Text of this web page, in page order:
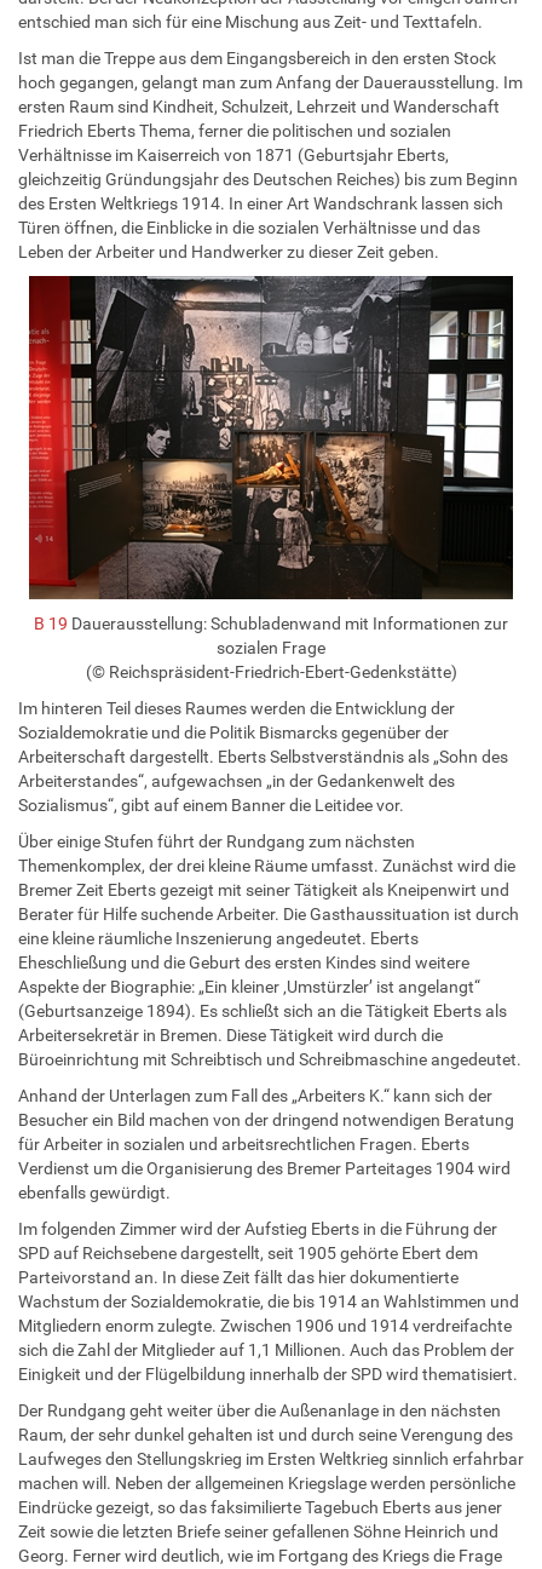
entschied man sich für eine Mischung aus Zeit- und Texttafeln.
Ist man die Treppe aus dem Eingangsbereich in den ersten Stock
hoch gegangen, gelangt man zum Anfang der Dauerausstellung. Im
ersten Raum sind Kindheit, Schulzeit, Lehrzeit und Wanderschaft
Friedrich Eberts Thema, ferner die politischen und sozialen
Verhältnisse im Kaiserreich von 1871 (Geburtsjahr Eberts,
gleichzeitig Gründungsjahr des Deutschen Reiches) bis zum Beginn
des Ersten Weltkriegs 1914. In einer Art Wandschrank lassen sich
Türen öffnen, die Einblicke in die sozialen Verhältnisse und das
Leben der Arbeiter und Handwerker zu dieser Zeit geben.
B 19 Dauerausstellung: Schubladenwand mit Informationen zur
sozialen Frage
(© Reichspräsident-Friedrich-Ebert-Gedenkstätte)
Im hinteren Teil dieses Raumes werden die Entwicklung der
Sozialdemokratie und die Politik Bismarcks gegenüber der
Arbeiterschaft dargestellt. Eberts Selbstverständnis als „Sohn des
Arbeiterstandes“, aufgewachsen „in der Gedankenwelt des
Sozialismus“, gibt auf einem Banner die Leitidee vor.
Über einige Stufen führt der Rundgang zum nächsten
Themenkomplex, der drei kleine Räume umfasst. Zunächst wird die
Bremer Zeit Eberts gezeigt mit seiner Tätigkeit als Kneipenwirt und
Berater für Hilfe suchende Arbeiter. Die Gasthaussituation ist durch
eine kleine räumliche Inszenierung angedeutet. Eberts
Eheschließung und die Geburt des ersten Kindes sind weitere
Aspekte der Biographie: „Ein kleiner ‚Umstürzler’ ist angelangt“
(Geburtsanzeige 1894). Es schließt sich an die Tätigkeit Eberts als
Arbeitersekretär in Bremen. Diese Tätigkeit wird durch die
Büroeinrichtung mit Schreibtisch und Schreibmaschine angedeutet.
Anhand der Unterlagen zum Fall des „Arbeiters K.“ kann sich der
Besucher ein Bild machen von der dringend notwendigen Beratung
für Arbeiter in sozialen und arbeitsrechtlichen Fragen. Eberts
Verdienst um die Organisierung des Bremer Parteitages 1904 wird
ebenfalls gewürdigt.
Im folgenden Zimmer wird der Aufstieg Eberts in die Führung der
SPD auf Reichsebene dargestellt, seit 1905 gehörte Ebert dem
Parteivorstand an. In diese Zeit fällt das hier dokumentierte
Wachstum der Sozialdemokratie, die bis 1914 an Wahlstimmen und
Mitgliedern enorm zulegte. Zwischen 1906 und 1914 verdreifachte
sich die Zahl der Mitglieder auf 1,1 Millionen. Auch das Problem der
Einigkeit und der Flügelbildung innerhalb der SPD wird thematisiert.
Der Rundgang geht weiter über die Außenanlage in den nächsten
Raum, der sehr dunkel gehalten ist und durch seine Verengung des
Laufweges den Stellungskrieg im Ersten Weltkrieg sinnlich erfahrbar
machen will. Neben der allgemeinen Kriegslage werden persönliche
Eindrücke gezeigt, so das faksimilierte Tagebuch Eberts aus jener
Zeit sowie die letzten Briefe seiner gefallenen Söhne Heinrich und
Georg. Ferner wird deutlich, wie im Fortgang des Kriegs die Frage